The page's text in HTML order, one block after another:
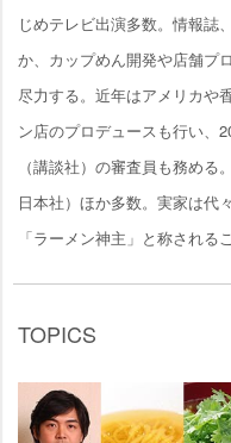
じめテレビ出演多数。情報誌
か、カップめん開発や店舗プ
尽力する。近年はアメリカや
ン店のプロデュースも行い、
（講談社）の審査員も務め
日本社）ほか多数。実家は代
「ラーメン神主」と称される
TOPICS